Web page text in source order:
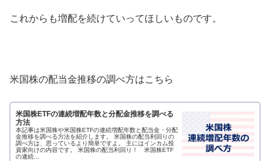
これからも増配を続けていってほしいものです。
米国株の配当金推移の調べ方はこちら
米国株ETFの連続増配年数と分配金推移を調べる
方法
本記事は米国株や米国株ETFの連続増配年数と配当金・分配
金推移を調べる方法を紹介します。 米国株の配当利回りの
調べ方は、思っているより簡単ですよ。 主にはインカム投
資家向けの内容です。 米国株の配当利回り！ 米国株ETF
の連続...